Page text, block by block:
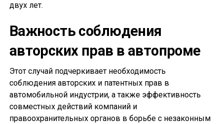
двух лет.
Важность соблюдения
авторских прав в автопроме
Этот случай подчеркивает необходимость
соблюдения авторских и патентных прав в
автомобильной индустрии, а также эффективность
совместных действий компаний и
правоохранительных органов в борьбе с незаконным